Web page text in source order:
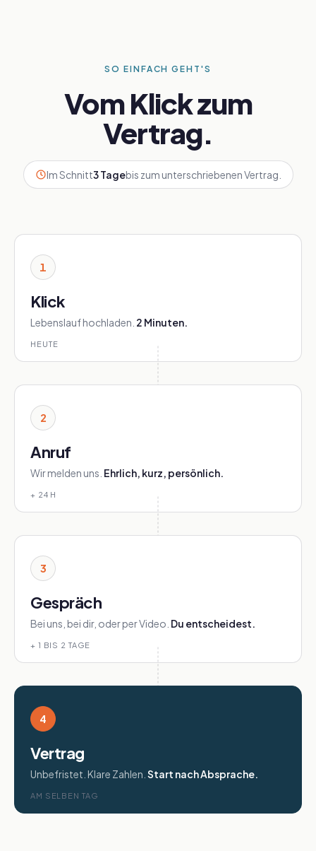
SO EINFACH GEHT'S
Vom Klick zum
Vertrag.
Im Schnitt3 Tagebis zum unterschriebenen Vertrag.
1
Klick
Lebenslauf hochladen. 2 Minuten.
HEUTE
2
Anruf
Wir melden uns. Ehrlich, kurz, persönlich.
+ 24 H
3
Gespräch
Bei uns, bei dir, oder per Video. Du entscheidest.
+ 1 BIS 2 TAGE
4
Vertrag
Unbefristet. Klare Zahlen. Start nach Absprache.
AM SELBEN TAG